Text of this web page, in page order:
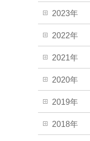
2023年
2022年
2021年
2020年
2019年
2018年